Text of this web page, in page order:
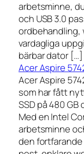
arbetsminne,
och USB 3.0
ordbehandling,
vardagliga
bärbar dator […]
Acer Aspire
Acer Aspire
som har fått
SSD på 480 GB
Med en Intel
arbetsminne
den